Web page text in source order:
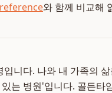
와 함께 비교해
니다. 나와 내 가족의
는 병원'입니다. 골든타